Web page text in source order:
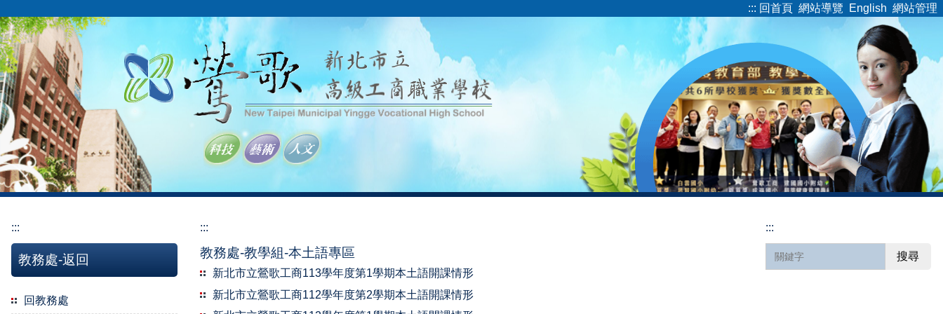
到
主
要
內
容
區
::: 回首頁 網站導覽 English 網站管理
:::
教務處-返回
回教務處
:::
教務處-教學組-本土語專區
新北市立鶯歌工商113學年度第1學期本土語開課情形
新北市立鶯歌工商112學年度第2學期本土語開課情形
:::
搜尋